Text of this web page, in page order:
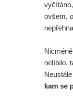
ovšem,
nelíbilo,
kam se